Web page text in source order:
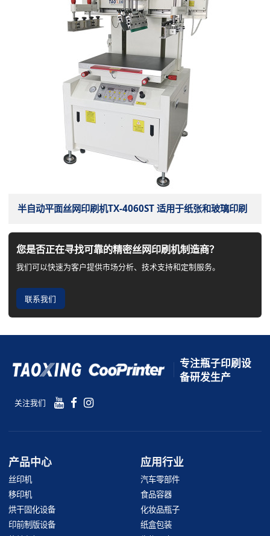
半自动平面丝网印刷机TX-4060ST 适用于纸张和玻璃印刷
您是否正在寻找可靠的精密丝网印刷机制造商？
我们可以快速为客户提供市场分析、技术支持和定制服务。
联系我们
专注瓶子印刷设
备研发生产
关注我们
产品中心
丝印机
移印机
烘干固化设备
印前制版设备
应用行业
汽车零部件
食品容器
化妆品瓶子
纸盒包装